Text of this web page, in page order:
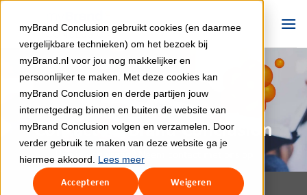
myBrand Conclusion gebruikt cookies (en daarmee
vergelijkbare technieken) om het bezoek bij
myBrand.nl voor jou nog makkelijker en
persoonlijker te maken. Met deze cookies kan
myBrand Conclusion en derde partijen jouw
internetgedrag binnen en buiten de website van
myBrand Conclusion volgen en verzamelen. Door
verder gebruik te maken van deze website ga je
hiermee akkoord. Lees meer
Accepteren Weigeren
naar
inhoud
Contact myBrand Conclusion
Heb je een vraag? Neem contact met ons op